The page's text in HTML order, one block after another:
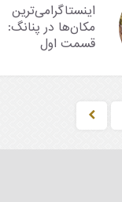
اینستاگرامی‌ترین
مکان‌ها در پنانگ:
قسمت اول